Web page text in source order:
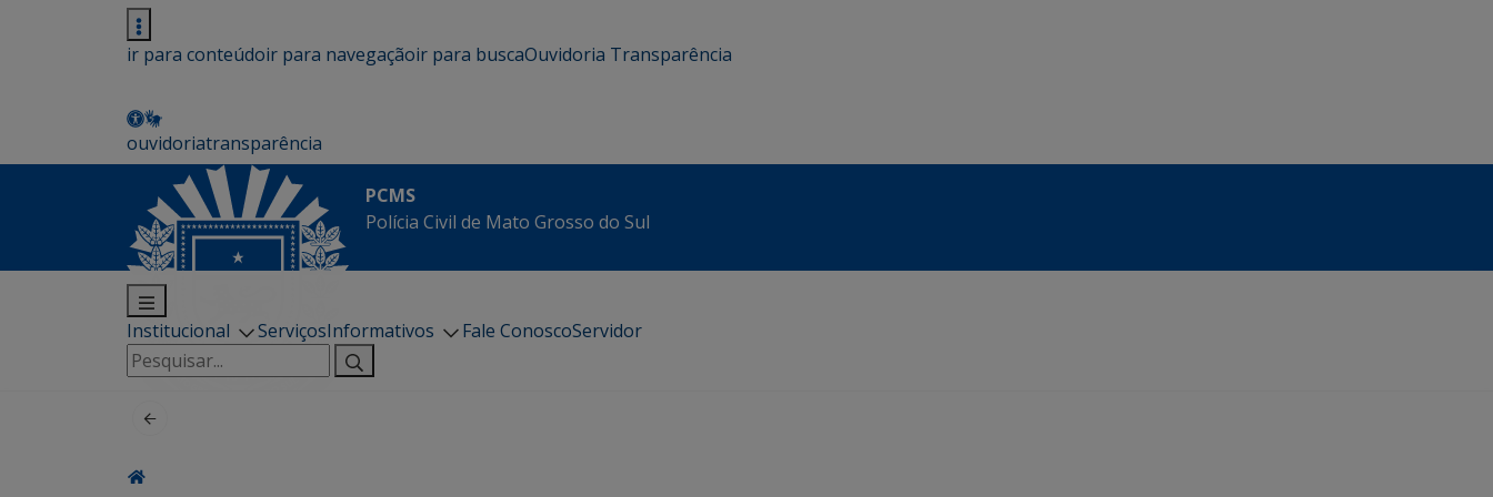
ir para conteúdoir para navegaçãoir para buscaOuvidoria Transparência
ouvidoriatransparência
PCMS
Polícia Civil de Mato Grosso do Sul
Institucional ServiçosInformativos Fale ConoscoServidor
Pesquisar
por: